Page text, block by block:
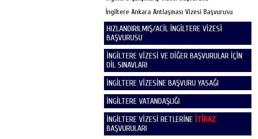
İngiltere Ankara Antlaşması Vizesi Başvurusu
HIZLANDIRILMIŞ/ACİL İNGİLTERE VİZESİ
BAŞVURUSU
İNGİLTERE VİZESİ VE DİĞER BAŞVURULAR İÇİN
DİL SINAVLARI
İNGİLTERE VİZESİNE BAŞVURU YASAĞI
İNGİLTERE VATANDAŞLIĞI
İNGİLTERE VİZESİ RETLERİNE İTİRAZ
BAŞVURULARI